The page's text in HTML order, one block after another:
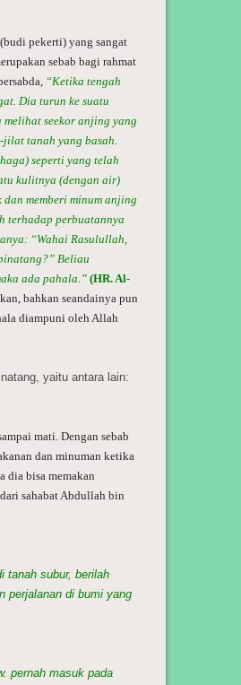
pekerti) yang sangat
sebab bagi rahmat
“Ketika tengah
Dia turun ke suatu
seekor anjing yang
jilat tanah yang basah.
seperti yang telah
kulitnya (dengan air)
memberi minum anjing
terhadap perbuatannya
“Wahai Rasulullah,
Beliau
ada pahala.” (HR. Al-
bahkan seandainya pun
diampuni oleh Allah
yaitu antara lain:
mati. Dengan sebab
dan minuman ketika
dia bisa memakan
sahabat Abdullah bin
tanah subur, berilah
perjalanan di bumi yang
pernah masuk pada